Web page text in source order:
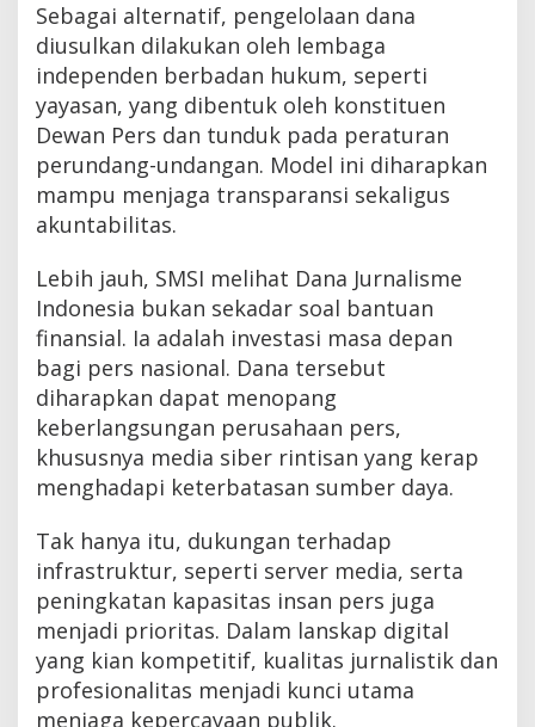
Sebagai alternatif, pengelolaan dana
diusulkan dilakukan oleh lembaga
independen berbadan hukum, seperti
yayasan, yang dibentuk oleh konstituen
Dewan Pers dan tunduk pada peraturan
perundang-undangan. Model ini diharapkan
mampu menjaga transparansi sekaligus
akuntabilitas.
Lebih jauh, SMSI melihat Dana Jurnalisme
Indonesia bukan sekadar soal bantuan
finansial. Ia adalah investasi masa depan
bagi pers nasional. Dana tersebut
diharapkan dapat menopang
keberlangsungan perusahaan pers,
khususnya media siber rintisan yang kerap
menghadapi keterbatasan sumber daya.
Tak hanya itu, dukungan terhadap
infrastruktur, seperti server media, serta
peningkatan kapasitas insan pers juga
menjadi prioritas. Dalam lanskap digital
yang kian kompetitif, kualitas jurnalistik dan
profesionalitas menjadi kunci utama
menjaga kepercayaan publik.